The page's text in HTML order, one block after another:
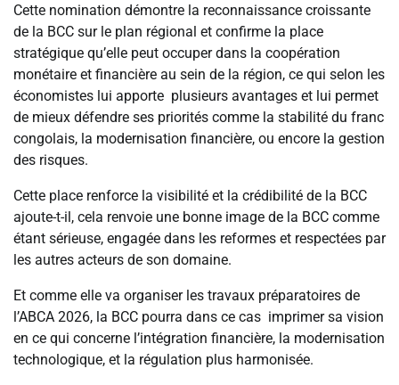
Cette nomination démontre la reconnaissance croissante
de la BCC sur le plan régional et confirme la place
stratégique qu’elle peut occuper dans la coopération
monétaire et financière au sein de la région, ce qui selon les
économistes lui apporte plusieurs avantages et lui permet
de mieux défendre ses priorités comme la stabilité du franc
congolais, la modernisation financière, ou encore la gestion
des risques.
Cette place renforce la visibilité et la crédibilité de la BCC
ajoute-t-il, cela renvoie une bonne image de la BCC comme
étant sérieuse, engagée dans les reformes et respectées par
les autres acteurs de son domaine.
Et comme elle va organiser les travaux préparatoires de
l’ABCA 2026, la BCC pourra dans ce cas imprimer sa vision
en ce qui concerne l’intégration financière, la modernisation
technologique, et la régulation plus harmonisée.